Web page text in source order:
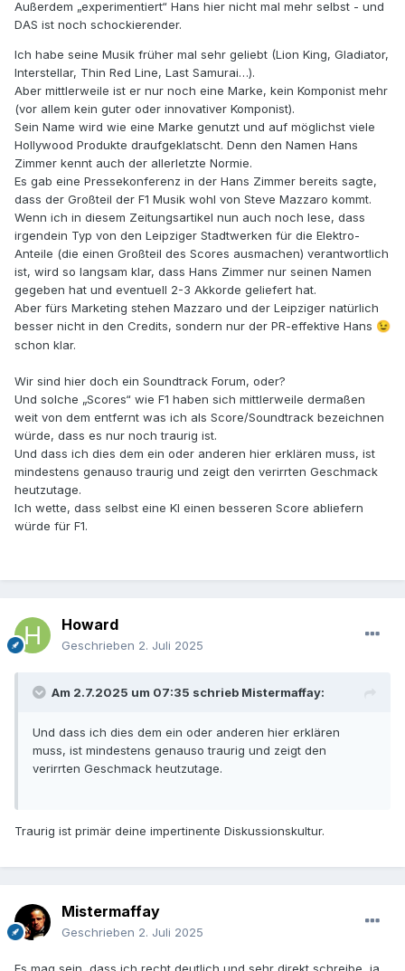
Außerdem „experimentiert“ Hans hier nicht mal mehr selbst - und
DAS ist noch schockierender.
Ich habe seine Musik früher mal sehr geliebt (Lion King, Gladiator,
Interstellar, Thin Red Line, Last Samurai…).
Aber mittlerweile ist er nur noch eine Marke, kein Komponist mehr
(vor allem kein guter oder innovativer Komponist).
Sein Name wird wie eine Marke genutzt und auf möglichst viele
Hollywood Produkte draufgeklatscht. Denn den Namen Hans
Zimmer kennt auch der allerletzte Normie.
Es gab eine Pressekonferenz in der Hans Zimmer bereits sagte,
dass der Großteil der F1 Musik wohl von Steve Mazzaro kommt.
Wenn ich in diesem Zeitungsartikel nun auch noch lese, dass
irgendein Typ von den Leipziger Stadtwerken für die Elektro-
Anteile (die einen Großteil des Scores ausmachen) verantwortlich
ist, wird so langsam klar, dass Hans Zimmer nur seinen Namen
gegeben hat und eventuell 2-3 Akkorde geliefert hat.
Aber fürs Marketing stehen Mazzaro und der Leipziger natürlich
besser nicht in den Credits, sondern nur der PR-effektive Hans 😉
schon klar.
Wir sind hier doch ein Soundtrack Forum, oder?
Und solche „Scores“ wie F1 haben sich mittlerweile dermaßen
weit von dem entfernt was ich als Score/Soundtrack bezeichnen
würde, dass es nur noch traurig ist.
Und dass ich dies dem ein oder anderen hier erklären muss, ist
mindestens genauso traurig und zeigt den verirrten Geschmack
heutzutage.
Ich wette, dass selbst eine KI einen besseren Score abliefern
würde für F1.
Howard
Geschrieben 2. Juli 2025
Am 2.7.2025 um 07:35 schrieb Mistermaffay:
Und dass ich dies dem ein oder anderen hier erklären
muss, ist mindestens genauso traurig und zeigt den
verirrten Geschmack heutzutage.
Traurig ist primär deine impertinente Diskussionskultur.
Mistermaffay
Geschrieben 2. Juli 2025